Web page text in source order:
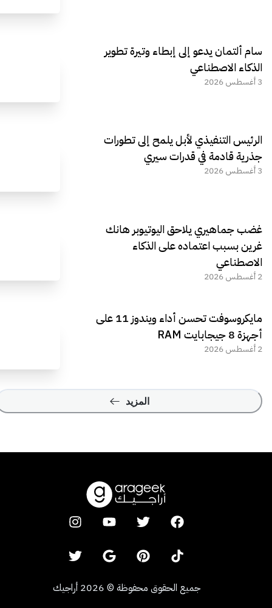
سام ألتمان يدعو إلى إبطاء وتيرة تطوير
الذكاء الاصطناعي
3 أغسطس 2026
الرئيس التنفيذي لأبل يلمح إلى تطورات
جذرية قادمة في قدرات سيري
3 أغسطس 2026
غضب جماهيري يلاحق اليوتيوبر هانك
غرين بسبب اعتماده على الذكاء
الاصطناعي
2 أغسطس 2026
مايكروسوفت تحسن أداء ويندوز 11 على
أجهزة 8 جيجابايت RAM
2 أغسطس 2026
المزيد
جميع الحقوق محفوظة ©
2026 أراجيك